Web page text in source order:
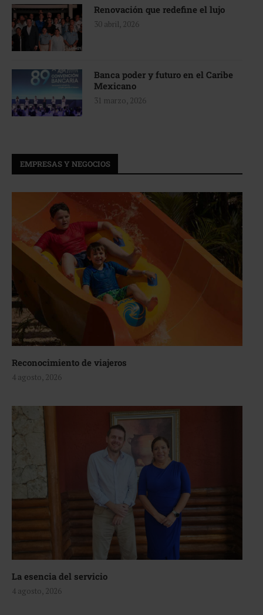
Renovación que redefine el lujo
30 abril, 2026
Banca poder y futuro en el Caribe
Mexicano
31 marzo, 2026
EMPRESAS Y NEGOCIOS
Reconocimiento de viajeros
4 agosto, 2026
La esencia del servicio
4 agosto, 2026